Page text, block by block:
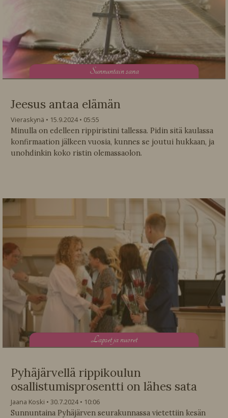
Sunnuntain sana
Jeesus antaa elämän
Vieraskynä 15.9.2024
05:55
Minulla on edelleen rippiristini tallessa. Pidin sitä kaulassa
konfirmaation jälkeen vuosia, kunnes se joutui hukkaan, ja
unohdinkin koko ristin olemassaolon.
Lapset ja nuoret
Pyhäjärvellä rippikoulun
osallistumisprosentti on lähes sata
Jaana Koski 30.7.2024
10:06
Sunnuntaina Pyhäjärven seurakunnassa vietettiin kesän